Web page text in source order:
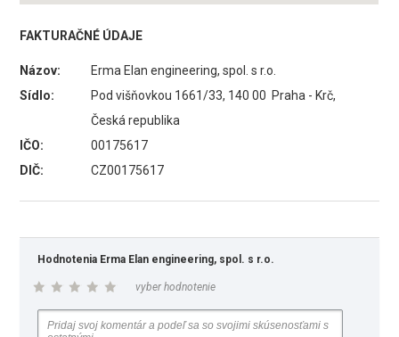
FAKTURAČNÉ ÚDAJE
Názov:
Erma Elan engineering, spol. s r.o.
Sídlo:
Pod višňovkou 1661/33, 140 00 Praha - Krč,
Česká republika
IČO:
00175617
DIČ:
CZ00175617
Hodnotenia Erma Elan engineering, spol. s r.o.
vyber hodnotenie